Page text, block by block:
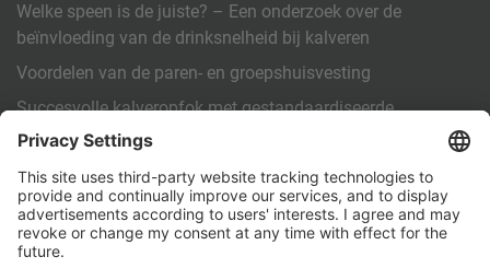
Welke speen is de juiste? – Een onderzoek over de
beïnvloeding van de drinksnelheid bij kalveren
Voordelen van de paren- en groepshuisvesting
Succesvolle kalveropfok met gestandaardiseerde
arbeidsinstructies (SOP)
OVERIGE
Contact